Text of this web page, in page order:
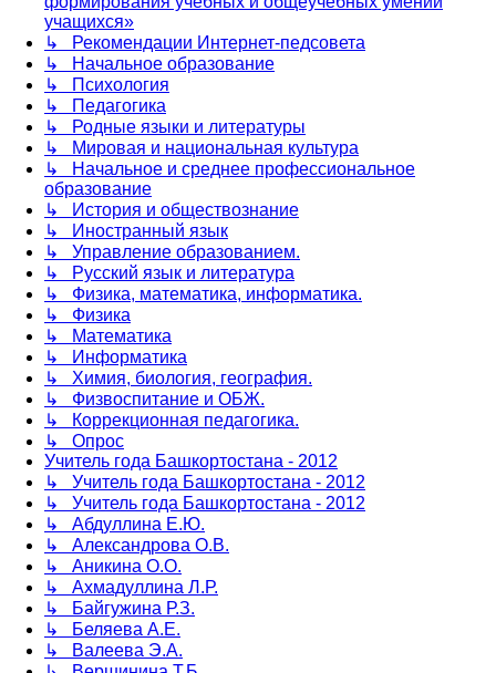
учащихся»
↳ Рекомендации Интернет-педсовета
↳ Начальное образование
↳ Психология
↳ Педагогика
↳ Родные языки и литературы
↳ Мировая и национальная культура
↳ Начальное и среднее профессиональное
образование
↳ История и обществознание
↳ Иностранный язык
↳ Управление образованием.
↳ Русский язык и литература
↳ Физика, математика, информатика.
↳ Физика
↳ Математика
↳ Информатика
↳ Химия, биология, география.
↳ Физвоспитание и ОБЖ.
↳ Коррекционная педагогика.
↳ Опрос
Учитель года Башкортостана - 2012
↳ Учитель года Башкортостана - 2012
↳ Учитель года Башкортостана - 2012
↳ Абдуллина Е.Ю.
↳ Александрова О.В.
↳ Аникина О.О.
↳ Ахмадуллина Л.Р.
↳ Байгужина Р.З.
↳ Беляева А.Е.
↳ Валеева Э.А.